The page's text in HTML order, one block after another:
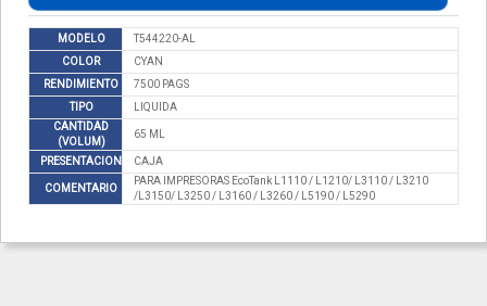
MODELO
T544220-AL
COLOR
CYAN
RENDIMIENTO
7500 PAGS
TIPO
LIQUIDA
CANTIDAD
(VOLUM)
65 ML
PRESENTACION CAJA
COMENTARIO
PARA IMPRESORAS EcoTank L1110 / L1210/ L3110 / L3210
/L3150/ L3250 / L3160 / L3260 / L5190 / L5290